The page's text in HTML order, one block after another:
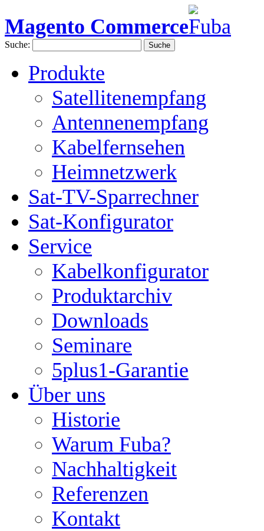
Magento Commerce
Suche: Suche
Produkte
Satellitenempfang
Antennenempfang
Kabelfernsehen
Heimnetzwerk
Sat-TV-Sparrechner
Sat-Konfigurator
Service
Kabelkonfigurator
Produktarchiv
Downloads
Seminare
5plus1-Garantie
Über uns
Historie
Warum Fuba?
Nachhaltigkeit
Referenzen
Kontakt